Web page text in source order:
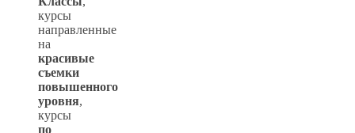
курсы
направленные
на
красивые
съемки
повышенного
уровня,
курсы
по